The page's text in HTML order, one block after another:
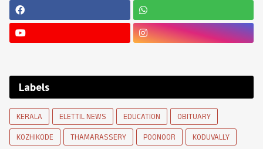
Labels
KERALA ELETTIL NEWS EDUCATION
OBITUARY
KOZHIKODE
THAMARASSERY POONOOR
KODUVALLY